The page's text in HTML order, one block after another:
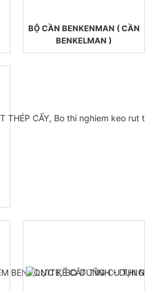
BỘ CẦN BENKENMAN ( CẦN
BENKELMAN )